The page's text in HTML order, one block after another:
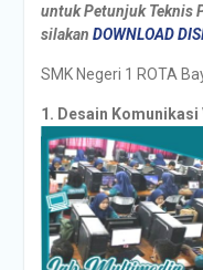
untuk Petunjuk Teknis
silakan DOWNLOAD
SMK Negeri 1 ROTA
1. Desain